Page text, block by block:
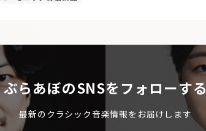
ぶらあぼのSNSをフォローする
最新のクラシック音楽情報をお届けします